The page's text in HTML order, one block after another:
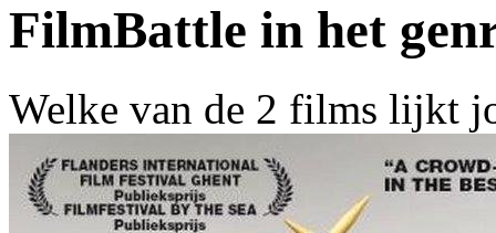
FilmBattle in het
Welke van de 2 films lijkt